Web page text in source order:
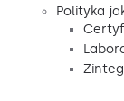
Polityka